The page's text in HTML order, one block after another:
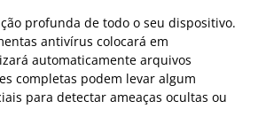
profunda de todo o seu dispositivo.
antivírus colocará em
automaticamente arquivos
completas podem levar algum
para detectar ameaças ocultas ou